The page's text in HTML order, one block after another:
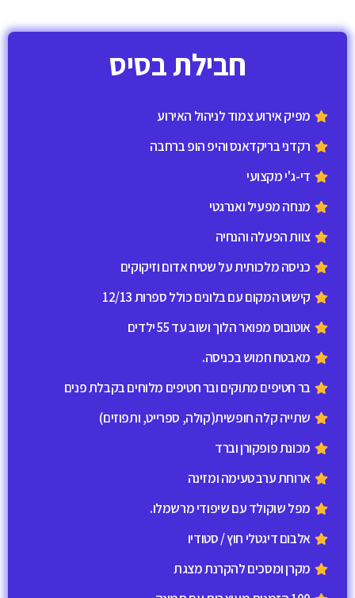
חבילת בסיס
מפיק אירוע צמוד לניהול האירוע
רקדני בריקדאנס והיפ הופ ברחבה
די-ג'י מקצועי
מנחה מפעיל ואנרגטי
צוות הפעלה והנחיה
כניסה מלכותית על שטיח אדום וזיקוקים
קישוט המקום עם בלונים כולל ספרות 12/13
אוטובוס מפואר הלוך ושוב עד 55 ילדים
מאבטח חמוש בכניסה.
בר חטיפים מתוקים ובר חטיפים מלוחים בקבלת פנים​
שתייה קלה חופשית(קולה, ספרייט, ותפוזים)
מכונת פופקורן וברד
ארוחת ערב טעימה ומזינה
מפל שוקולד עם שיפודי מרשמלו.
אלבום דיגטלי חוץ / סטודיו
מקרן ומסכים להקרנת מצגת